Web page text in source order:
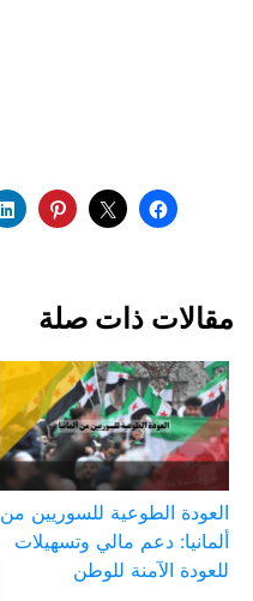
مقالات ذات صلة
العودة الطوعية للسوريين من
ألمانيا: دعم مالي وتسهيلات
للعودة الآمنة للوطن